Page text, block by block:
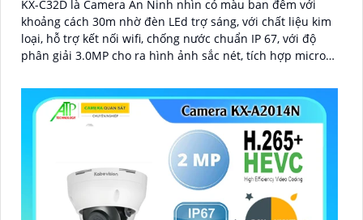
KX-C32D là Camera An Ninh nhìn có màu ban đêm với
khoảng cách 30m nhờ đèn LEd trợ sáng, với chất liệu kim
loại, hỗ trợ kết nối wifi, chống nước chuẩn IP 67, với độ
phân giải 3.0MP cho ra hình ảnh sắc nét, tích hợp micro